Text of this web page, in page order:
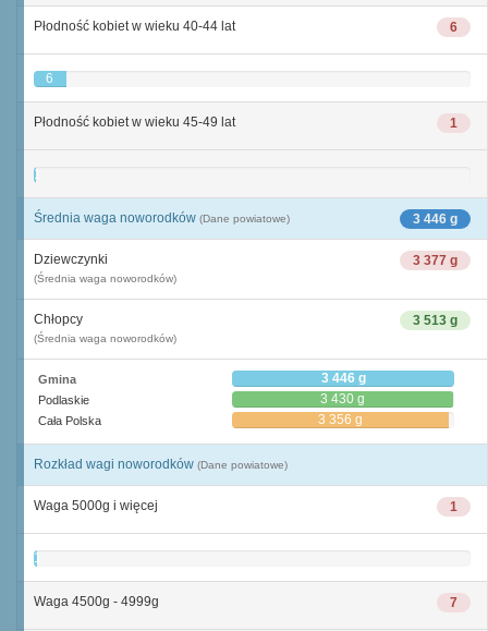
6
Płodność kobiet w wieku 40-44 lat
6
1
Płodność kobiet w wieku 45-49 lat
1
3 446 g
Średnia waga noworodków (Dane powiatowe)
3 377 g
Dziewczynki
(Średnia waga noworodków)
3 513 g
Chłopcy
(Średnia waga noworodków)
Gmina 3 446 g
Podlaskie 3 430 g
Cała Polska 3 356 g
Rozkład wagi noworodków (Dane powiatowe)
1
Waga 5000g i więcej
1
7
Waga 4500g - 4999g